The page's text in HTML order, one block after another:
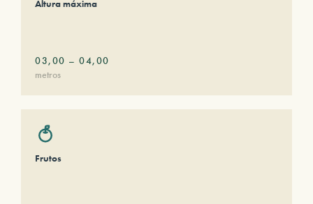
Altura máxima
03,00 – 04,00
metros
Frutos